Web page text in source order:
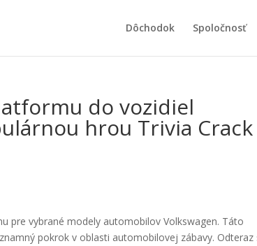
Dôchodok Spoločnosť
do vozidiel
hrou Trivia Crack
pre vybrané modely automobilov Volkswagen. Táto
pokrok v oblasti automobilovej zábavy. Odteraz